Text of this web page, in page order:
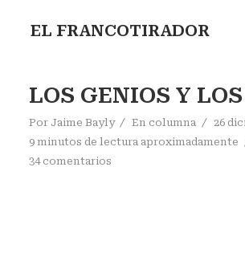
EL FRANCOTIRADOR
LOS GENIOS Y
Por Jaime Bayly En columna
26
9 minutos de lectura aproximadamente
34 comentarios